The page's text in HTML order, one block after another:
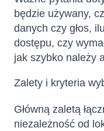
będzie używany,
danych czy głos,
dostępu, czy
jak szybko należy
Zalety i kryteria
Główną zaletą
niezależność od